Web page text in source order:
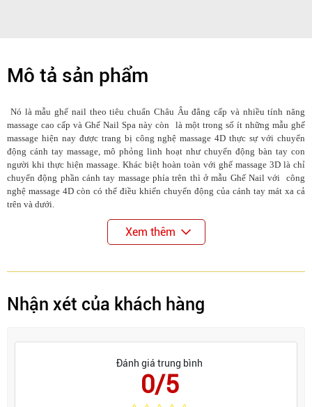
Mô tả sản phẩm
Nó là mẫu ghế nail theo tiêu chuẩn Châu Âu đẳng cấp và nhiều tính năng
massage cao cấp và Ghế Nail Spa này còn là một trong số ít những mẫu ghế
massage hiện nay được trang bị công nghệ massage 4D thực sự với chuyển
động cánh tay massage, mô phỏng linh hoạt như chuyển động bàn tay con
người khi thực hiện massage. Khác biệt hoàn toàn với ghế massage 3D là chỉ
chuyển động phần cánh tay massage phía trên thì ở mẫu Ghế Nail với công
nghệ massage 4D còn có thể điều khiển chuyển động của cánh tay mát xa cả
trên và dưới.
Xem thêm
Nhận xét của khách hàng
Đánh giá trung bình
0/5